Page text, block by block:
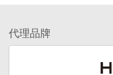
代理品牌